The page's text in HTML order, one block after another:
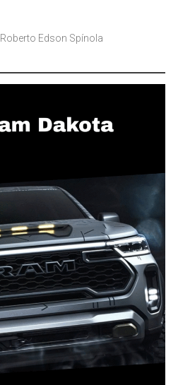
Roberto Edson Spínola